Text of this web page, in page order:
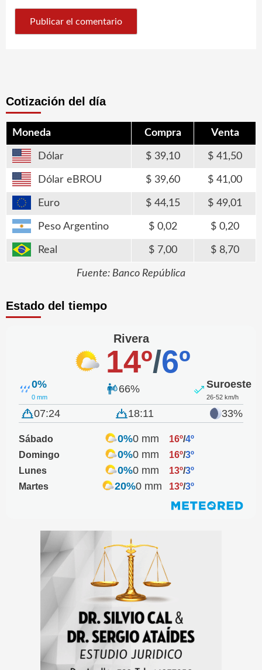
Cotización del día
Moneda Compra Venta
Dólar 39,10 41,50
Dólar eBROU 39,60 41,00
Euro 44,15 49,01
Peso Argentino 0,02 0,20
Real 7,00 8,70
Fuente: Banco República
Estado del tiempo
Rivera
14º/6º
0%
0 mm
66% Suroeste
26-52 km/h
07:24 18:11 33%
Sábado 0%0 mm 16º/4º
Domingo
0%0 mm 16º/3º
Lunes
0%0 mm 13º/3º
Martes
20%0 mm 13º/3º